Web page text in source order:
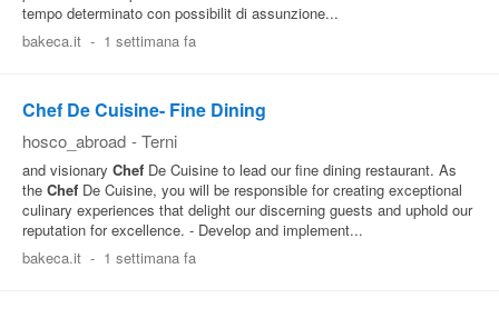
tempo determinato con possibilit di assunzione...
bakeca.it - 1 settimana fa
Chef De Cuisine- Fine Dining
hosco_abroad - Terni
and visionary Chef De Cuisine to lead our fine dining restaurant. As
the Chef De Cuisine, you will be responsible for creating exceptional
culinary experiences that delight our discerning guests and uphold our
reputation for excellence. - Develop and implement...
bakeca.it - 1 settimana fa